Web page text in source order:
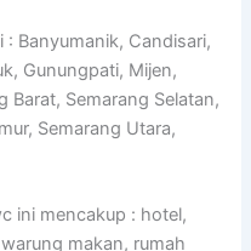
Banyumanik, Candisari,
Gunungpati, Mijen,
Barat, Semarang Selatan,
Semarang Utara,
ini mencakup : hotel,
makan, rumah